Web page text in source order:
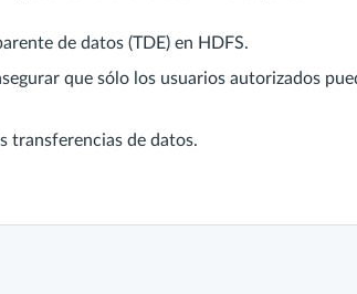
de datos (TDE) en HDFS.
que sólo los usuarios autorizados
transferencias de datos.